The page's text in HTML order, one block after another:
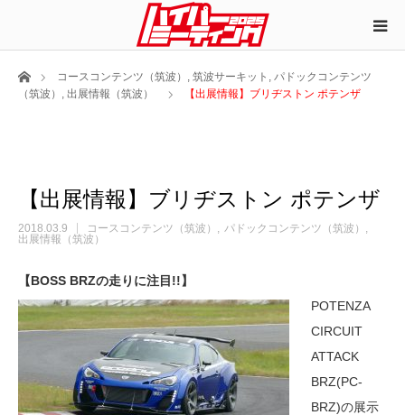
ホームコースコンテンツ（筑波） , 筑波サーキット , パドックコンテンツ
（筑波） , 出展情報（筑波） 【出展情報】ブリヂストン ポテンザ
【出展情報】ブリヂストン ポテンザ
2018.03.9 コースコンテンツ（筑波）
パドックコンテンツ（筑波）
出展情報（筑波）
【BOSS BRZの走りに注目!!】
POTENZA
CIRCUIT
ATTACK
BRZ(PC-
BRZ)の展示